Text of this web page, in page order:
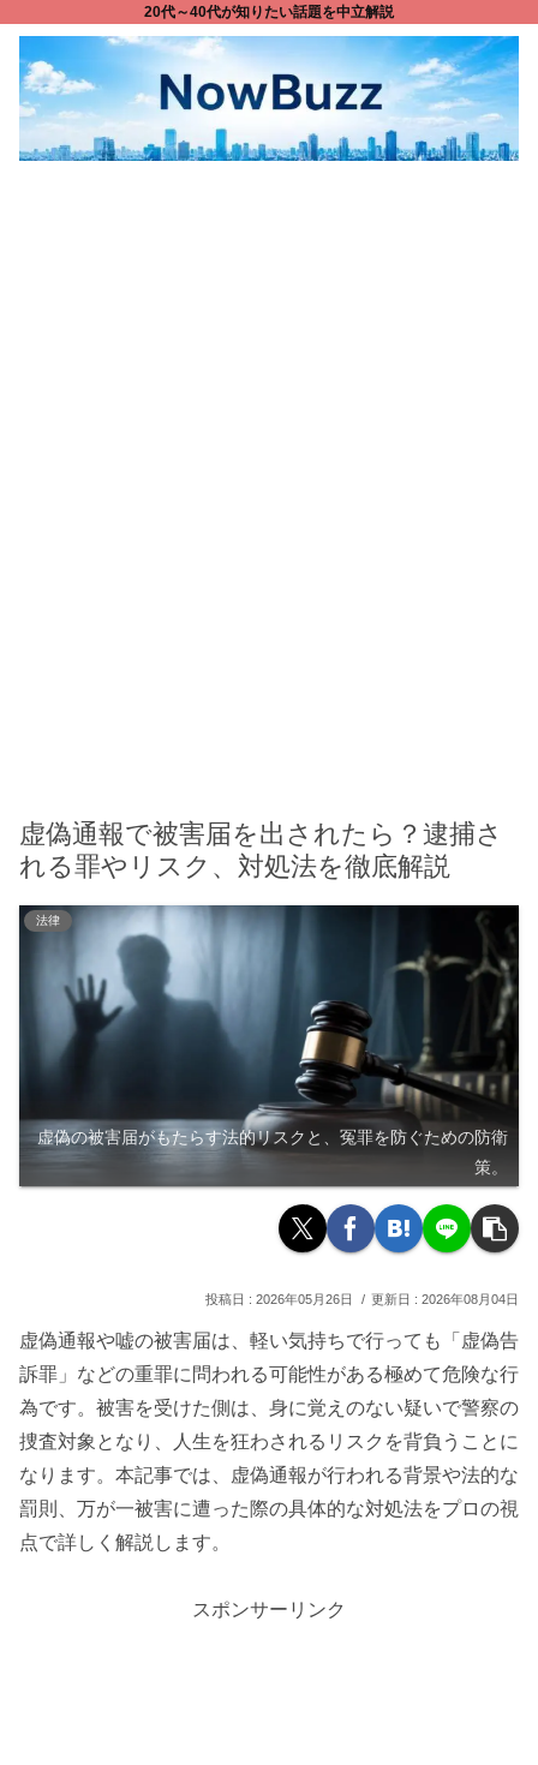
20代～40代が知りたい話題を中立解説
虚偽通報で被害届を出されたら？逮捕さ
れる罪やリスク、対処法を徹底解説
法律
虚偽の被害届がもたらす法的リスクと、冤罪を防ぐための防衛
策。
2026年05月26日 2026年08月04日
虚偽通報や嘘の被害届は、軽い気持ちで行っても「虚偽告
訴罪」などの重罪に問われる可能性がある極めて危険な行
為です。被害を受けた側は、身に覚えのない疑いで警察の
捜査対象となり、人生を狂わされるリスクを背負うことに
なります。本記事では、虚偽通報が行われる背景や法的な
罰則、万が一被害に遭った際の具体的な対処法をプロの視
点で詳しく解説します。
スポンサーリンク